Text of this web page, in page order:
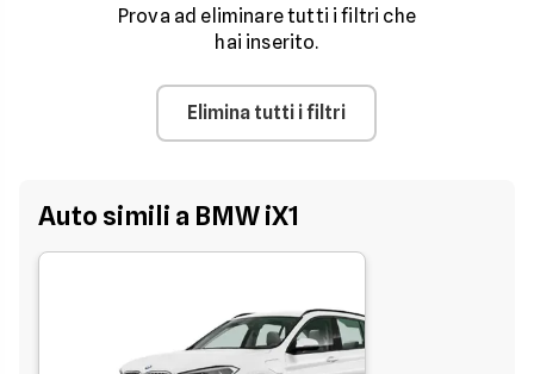
Prova ad eliminare tutti i filtri che
hai inserito.
Elimina tutti i filtri
Auto simili a BMW iX1